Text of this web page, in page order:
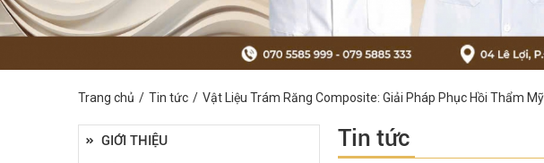
Trang chủ Tin tức Vật Liệu Trám Răng Composite: Giải Pháp Phục Hồi Thẩm
GIỚI THIỆU
Tin tức